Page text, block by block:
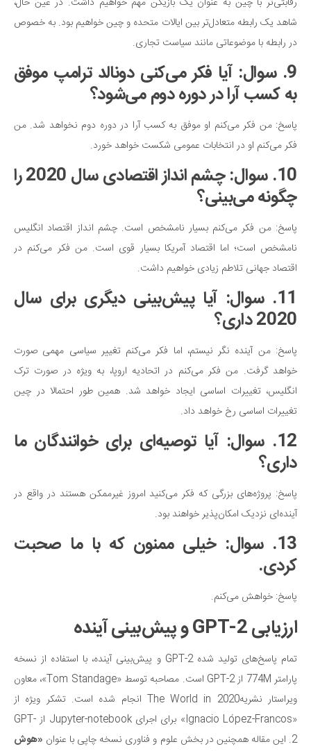
شاهد یک رابطه متعادل‌تر بین ایالات متحده و چین خواهیم بود. به خصوص
در رابطه با موضوعاتی مانند سیاست تجاری.
9. سوال: آیا فکر می‌کنی دونالد ترامپ موفق
به کسب آرا در دوره دوم می‌شود؟
پاسخ: من فکر می‌کنم او موفق به کسب آرا در دوره دوم نخواهد شد. من
فکر می‌کنم او در انتخابات عمومی شکست خواهد خورد.
10. سوال: چشم انداز اقتصادی سال 2020 را
چگونه می‌بینی؟
پاسخ: من فکر می‌کنم بسیار نامشخص است. چشم انداز اقتصاد انگلیس
نامشخص است؛ اما اقتصاد آمریکا بسیار قوی است. من فکر می‌کنم در
اقتصاد جهانی تلاطم زیادی خواهیم داشت.
11. سوال: آیا پیش‌بینی دیگری برای سال
2020 داری؟
پاسخ: من آینده نگر نیستم، اما فکر می‌کنم تغییر سیاسی مهمی صورت
خواهد گرفت. من فکر می‌کنم در اتحادیه اروپا، به ویژه در صورت ترک
انگلیس، تغییرات اساسی ایجاد خواهد شد. همین طور احتمالا در چین
تغییرات اساسی رخ خواهد داد.
12. سوال: آیا توصیه‌ای برای خوانندگان ما
داری؟
پاسخ: پروژه‌های بزرگی که فکر می‌کنید امروز غیرممکن هستند در واقع در
آینده‌ای نزدیک امکان‌پذیر خواهند بود.
13. سوال: خیلی ممنون که با ما صحبت
کردی.
پاسخ: خواهش می‌کنم.
ارزیابی GPT-2 و پیش‌بینی آینده
تمام پاسخ‌های تولید شده GPT-2 و پیش‌بینی آینده، با استفاده از نسخه
پارامتر 774M از GPT-2 است. مصاحبه توسط «Tom Standage»، معاون
ویراستار نشریهThe World in 2020 انجام شده است. تشکر ویژه از
«Ignacio López-Francos» برای اجرای Jupyter-notebook از GPT-
2. این مقاله همچنین در بخش علوم و فناوری نسخه چاپی با عنوان
«هوش